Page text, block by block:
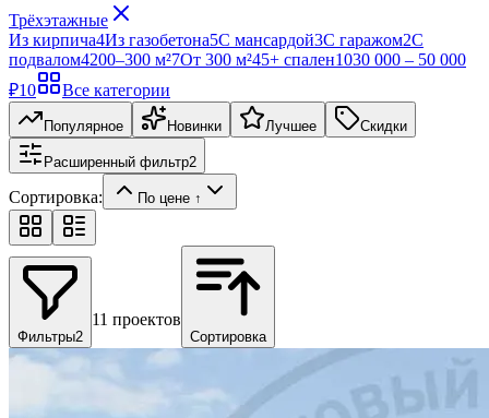
Трёхэтажные
Из кирпича4Из газобетона5С мансардой3С гаражом2С
подвалом4200–300 м²7От 300 м²45+ спален1030 000 – 50 000
₽10 Все категории
Популярное Новинки Лучшее Скидки
Расширенный фильтр2
Сортировка: По цене ↑
Фильтры2
11 проектов
Сортировка